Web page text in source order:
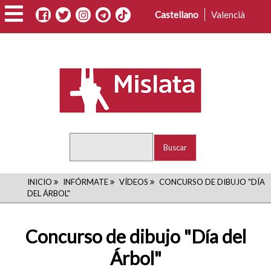
Pasar
al
contenido
Castellano Valencià
RUTA
DE
NAVEGACIÓN
INICIO INFÓRMATE VÍDEOS
CONCURSO DE DIBUJO "DÍA
DEL ÁRBOL"
Concurso de dibujo "Día del
Árbol"